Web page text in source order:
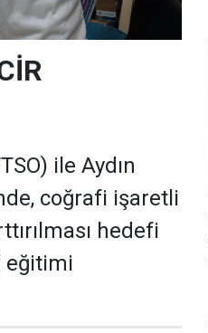
ile Aydın
coğrafi işaretli
hedefi
eğitimi